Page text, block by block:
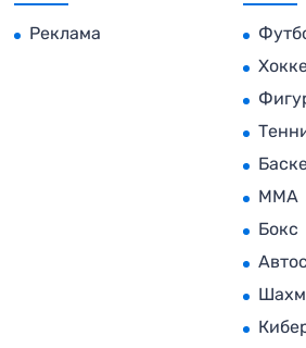
Реклама
MMA
Бокс